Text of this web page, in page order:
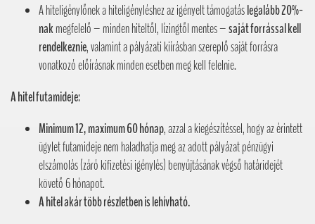
A hiteligénylőnek a hiteligényléshez az igényelt támogatáslegalább 20%-
nakmegfelelő – minden hiteltől, lízingtől mentes –saját forrással kell
rendelkeznie, valamint a pályázati kiírásban szereplő saját forrásra
vonatkozó előírásnak minden esetben meg kell felelnie.
A hitel futamideje:
Minimum 12, maximum 60 hónap, azzal a kiegészítéssel, hogy az érintett
ügylet futamideje nem haladhatja meg az adott pályázat pénzügyi
elszámolás (záró kifizetési igénylés) benyújtásának végső határidejét
követő 6 hónapot.
A hitel akár több részletben is lehívható.